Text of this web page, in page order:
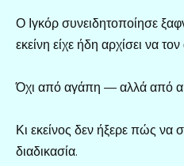
Ο Ιγκόρ συνειδητοποίησε
εκείνη είχε ήδη αρχίσει να τον
Όχι από αγάπη — αλλά από
Κι εκείνος δεν ήξερε πώς να
διαδικασία.